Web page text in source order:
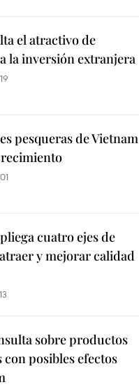
el atractivo de
la inversión extranjera
pesqueras de Vietnam
cuatro ejes de
y mejorar calidad
sobre productos
posibles efectos